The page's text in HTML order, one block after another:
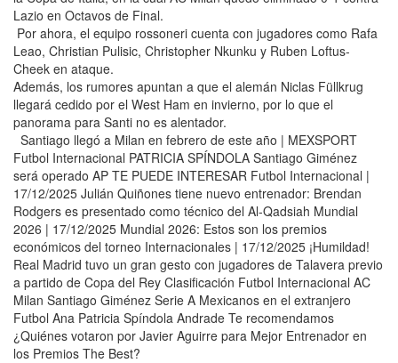
Lazio en Octavos de Final.
Por ahora, el equipo rossoneri cuenta con jugadores como Rafa
Leao, Christian Pulisic, Christopher Nkunku y Ruben Loftus-
Cheek en ataque.
Además, los rumores apuntan a que el alemán Niclas Füllkrug
llegará cedido por el West Ham en invierno, por lo que el
panorama para Santi no es alentador.
Santiago llegó a Milan en febrero de este año | MEXSPORT
Futbol Internacional PATRICIA SPÍNDOLA Santiago Giménez
será operado AP TE PUEDE INTERESAR Futbol Internacional |
17/12/2025 Julián Quiñones tiene nuevo entrenador: Brendan
Rodgers es presentado como técnico del Al-Qadsiah Mundial
2026 | 17/12/2025 Mundial 2026: Estos son los premios
económicos del torneo Internacionales | 17/12/2025 ¡Humildad!
Real Madrid tuvo un gran gesto con jugadores de Talavera previo
a partido de Copa del Rey Clasificación Futbol Internacional AC
Milan Santiago Giménez Serie A Mexicanos en el extranjero
Futbol Ana Patricia Spíndola Andrade Te recomendamos
¿Quiénes votaron por Javier Aguirre para Mejor Entrenador en
los Premios The Best?